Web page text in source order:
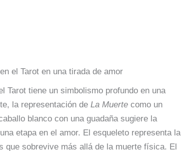
el Tarot en una tirada de amor
Tarot tiene un simbolismo profundo en una
la representación deLa Muerte como un
blanco con una guadaña sugiere la
etapa en el amor. El esqueleto representa la
que sobrevive más allá de la muerte física. El